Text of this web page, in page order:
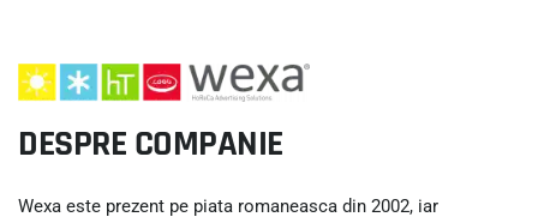
DESPRE COMPANIE
Wexa este prezent pe piata romaneasca din 2002, iar